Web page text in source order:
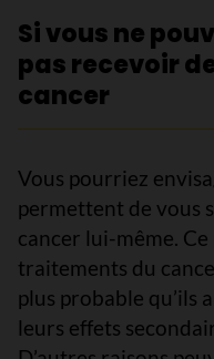
Si vous ne
pas recevoir
cancer
Vous pourriez
permettent de vous
cancer lui-même.
traitements du
plus probable qu’ils
leurs effets